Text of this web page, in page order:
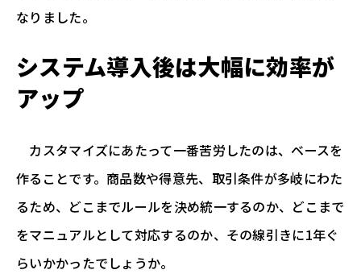
なりました。
システム導入後は大幅に効率が
アップ
カスタマイズにあたって一番苦労したのは、ベースを
作ることです。商品数や得意先、取引条件が多岐にわた
るため、どこまでルールを決め統一するのか、どこまで
をマニュアルとして対応するのか、その線引きに1年ぐ
らいかかったでしょうか。